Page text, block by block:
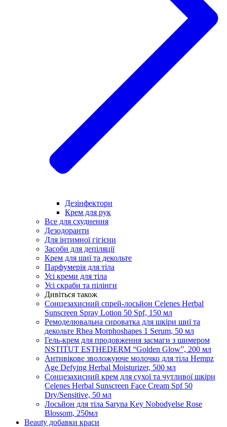
Дезінфектори
Крем для рук
Все для схуднення
Дезодоранти
Для інтимної гігієни
Засоби для депіляції
Крем для шиї та декольте
Парфумерія для тіла
Усі креми для тіла
Усі скраби та пілінги
Дивіться також
Сонцезахисний спрей-лосьйон Celenes Herbal
Sunscreen Spray Lotion 50 Spf, 150 мл
Ремоделювальна сироватка для шкіри шиї та
декольте Rhea Morphoshapes 1 Serum, 50 мл
Гель-крем для продовження засмаги з шимером
NSTITUT ESTHEDERM “Golden Glow”, 200 мл
Антивікове зволожуюче молочко для тіла Hempz
Age Defying Herbal Moisturizer, 500 мл
Сонцезахисний крем для сухої та чутливої шкіри
Celenes Herbal Sunscreen Face Cream Spf 50
Dry/Sensitive, 50 мл
Лосьйон для тіла Saryna Key Nobodyelse Rose
Blossom, 250мл
Beauty добавки краси